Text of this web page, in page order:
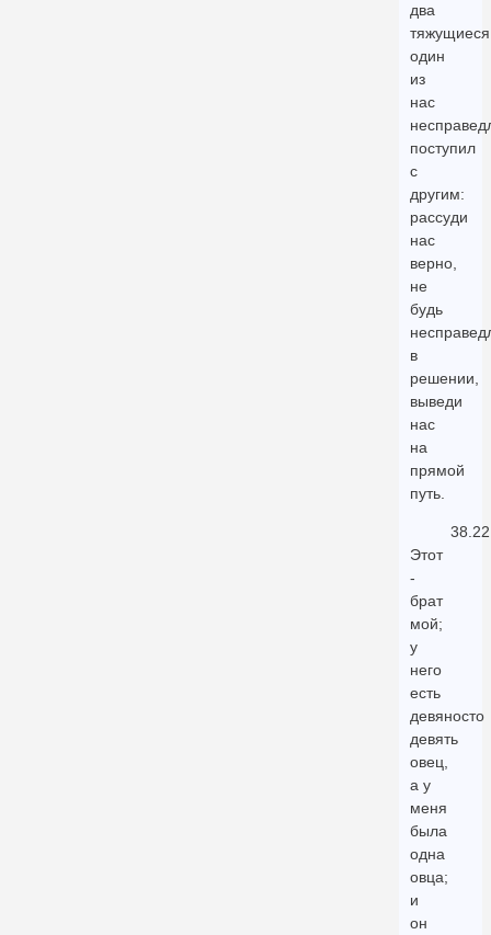
два
один
из
нас
поступил
с
другим:
рассуди
нас
верно,
не
будь
в
решении,
выведи
нас
на
прямой
путь.
38.22
Этот
-
брат
мой;
у
него
есть
девяносто
девять
овец,
а у
меня
была
одна
овца;
и
он